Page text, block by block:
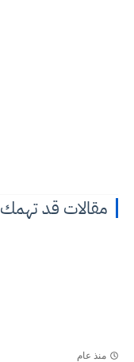
مقالات قد تهمك
منذ عام